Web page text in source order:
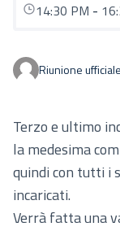
14:30 PM -
Riunione ufficiale
Terzo e ultimo
la medesima
quindi con tutti i
incaricati.
Verrà fatta una